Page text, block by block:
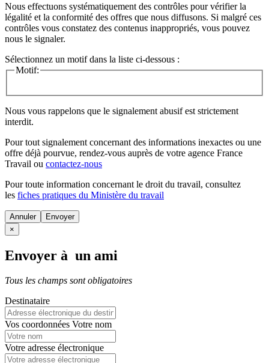
Nous effectuons systématiquement des contrôles pour vérifier la
légalité et la conformité des offres que nous diffusons. Si malgré ces
contrôles vous constatez des contenus inappropriés, vous pouvez
nous le signaler.
Sélectionnez un motif dans la liste ci-dessous :
Motif:
Nous vous rappelons que le signalement abusif est strictement
interdit.
Pour tout signalement concernant des informations inexactes ou une
offre déjà pourvue, rendez-vous auprès de votre agence France
Travail ou contactez-nous
Pour toute information concernant le droit du travail, consultez
les fiches pratiques du Ministère du travail
Annuler
×
Envoyer à un ami
Tous les champs sont obligatoires
Destinataire
Vos coordonnées Votre nom
Votre adresse électronique